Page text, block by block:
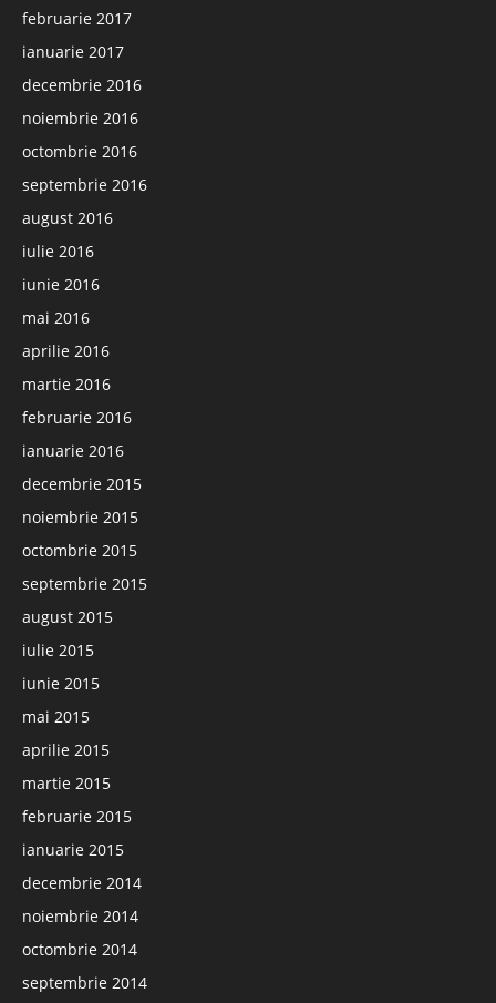
februarie 2017
ianuarie 2017
decembrie 2016
noiembrie 2016
octombrie 2016
septembrie 2016
august 2016
iulie 2016
iunie 2016
mai 2016
aprilie 2016
martie 2016
februarie 2016
ianuarie 2016
decembrie 2015
noiembrie 2015
octombrie 2015
septembrie 2015
august 2015
iulie 2015
iunie 2015
mai 2015
aprilie 2015
martie 2015
februarie 2015
ianuarie 2015
decembrie 2014
noiembrie 2014
octombrie 2014
septembrie 2014